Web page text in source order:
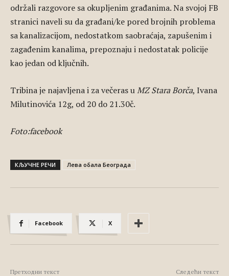
održali razgovore sa okupljenim građanima. Na svojoj FB
stranici naveli su da građani/ke pored brojnih problema
sa kanalizacijom, nedostatkom saobraćaja, zapušenim i
zagađenim kanalima, prepoznaju i nedostatak policije
kao jedan od ključnih.
Tribina je najavljena i za večeras uMZ Stara Borča, Ivana
Milutinovića 12g, od 20 do 21.30č.
Foto:facebook
КЉУЧНЕ РЕЧИ Лева обала Београда
Facebook X
Претходни текст Следећи текст